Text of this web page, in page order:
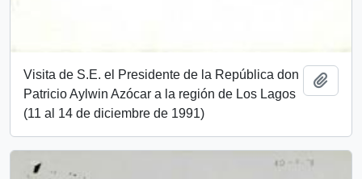
Visita de S.E. el Presidente de la República don
Patricio Aylwin Azócar a la región de Los Lagos
(11 al 14 de diciembre de 1991)